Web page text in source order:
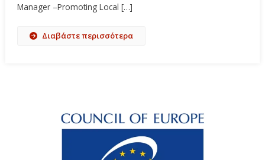
Manager –Promoting Local […]
Διαβάστε περισσότερα